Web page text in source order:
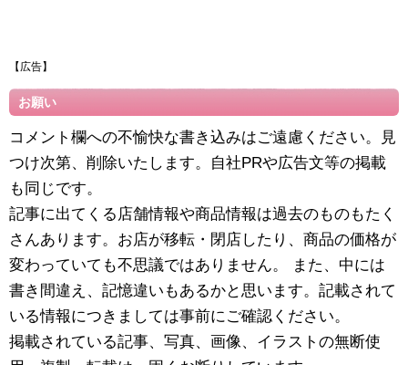
【広告】
お願い
コメント欄への不愉快な書き込みはご遠慮ください。見
つけ次第、削除いたします。自社PRや広告文等の掲載
も同じです。
記事に出てくる店舗情報や商品情報は過去のものもたく
さんあります。お店が移転・閉店したり、商品の価格が
変わっていても不思議ではありません。 また、中には
書き間違え、記憶違いもあるかと思います。記載されて
いる情報につきましては事前にご確認ください。
掲載されている記事、写真、画像、イラストの無断使